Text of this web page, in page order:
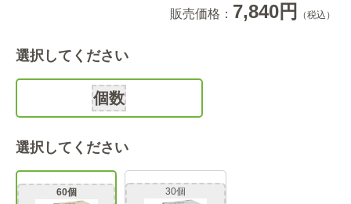
販売価格： 7,840円 （税込）
選択してください
個数
選択してください
60個 30個